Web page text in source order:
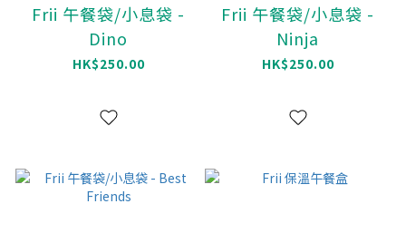
Frii 午餐袋/小息袋 -
Dino
HK$250.00
Frii 午餐袋/小息袋 -
Ninja
HK$250.00